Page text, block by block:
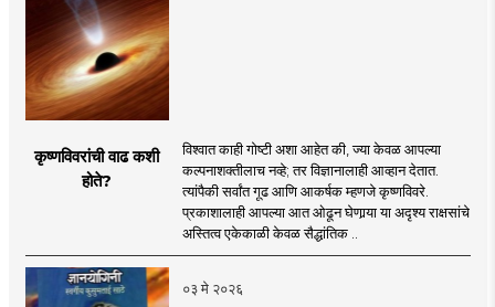
कृष्णविवरांची वाढ कशी
होते?
विश्वात काही गोष्टी अशा आहेत की, ज्या केवळ आपल्या
कल्पनाशक्तीलाच नव्हे; तर विज्ञानालाही आव्हान देतात.
त्यांपैकी सर्वांत गूढ आणि आकर्षक म्हणजे कृष्णविवरे.
प्रकाशालाही आपल्या आत ओढून घेणार्‍या या अदृश्य राक्षसांचे
अस्तित्व एकेकाळी केवळ सैद्धांतिक ..
०३ मे २०२६